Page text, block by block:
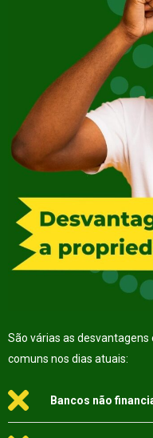
São várias as desvantagens
comuns nos dias atuais:
Bancos não